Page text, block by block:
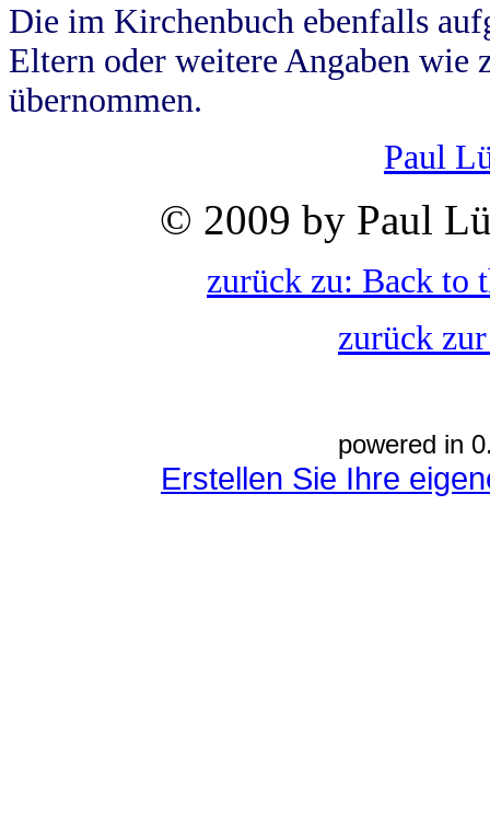
Die im Kirchenbuch ebenfalls
Eltern oder weitere Angaben wie
übernommen.
Paul
© 2009 by Paul
zurück zu: Back to
zurück
powered in
Erstellen Sie Ihre